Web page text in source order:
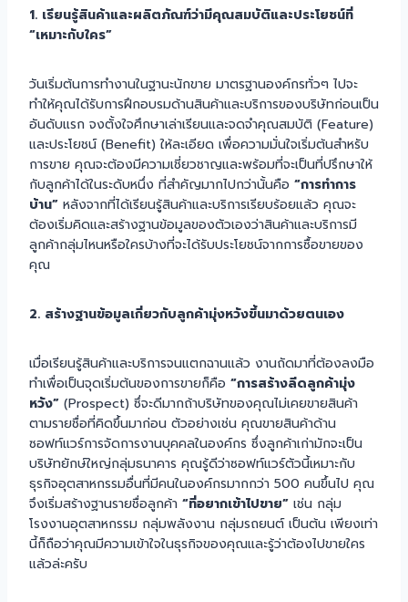
1. เรียนรู้สินค้าและผลิตภัณฑ์ว่ามีคุณสมบัติและประโยชน์ที่
“เหมาะกับใคร”
วันเริ่มต้นการทำงานในฐานะนักขาย มาตรฐานองค์กรทั่วๆ ไปจะ
ทำให้คุณได้รับการฝึกอบรมด้านสินค้าและบริการของบริษัทก่อนเป็น
อันดับแรก จงตั้งใจศึกษาเล่าเรียนและจดจำคุณสมบัติ (Feature)
และประโยชน์ (Benefit) ให้ละเอียด เพื่อความมั่นใจเริ่มต้นสำหรับ
การขาย คุณจะต้องมีความเชี่ยวชาญและพร้อมที่จะเป็นที่ปรึกษาให้
กับลูกค้าได้ในระดับหนึ่ง ที่สำคัญมากไปกว่านั้นคือ “การทำการ
บ้าน” หลังจากที่ได้เรียนรู้สินค้าและบริการเรียบร้อยแล้ว คุณจะ
ต้องเริ่มคิดและสร้างฐานข้อมูลของตัวเองว่าสินค้าและบริการมี
ลูกค้ากลุ่มไหนหรือใครบ้างที่จะได้รับประโยชน์จากการซื้อขายของ
คุณ
2. สร้างฐานข้อมูลเกี่ยวกับลูกค้ามุ่งหวังขึ้นมาด้วยตนเอง
เมื่อเรียนรู้สินค้าและบริการจนแตกฉานแล้ว งานถัดมาที่ต้องลงมือ
ทำเพื่อเป็นจุดเริ่มต้นของการขายก็คือ “การสร้างลีดลูกค้ามุ่ง
หวัง” (Prospect) ซึ่จะดีมากถ้าบริษัทของคุณไม่เคยขายสินค้า
ตามรายชื่อที่คิดขึ้นมาก่อน ตัวอย่างเช่น คุณขายสินค้าด้าน
ซอฟท์แวร์การจัดการงานบุคคลในองค์กร ซึ่งลูกค้าเก่ามักจะเป็น
บริษัทยักษ์ใหญ่กลุ่มธนาคาร คุณรู้ดีว่าซอฟท์แวร์ตัวนี้เหมาะกับ
ธุรกิจอุตสาหกรรมอื่นที่มีคนในองค์กรมากกว่า 500 คนขึ้นไป คุณ
จึงเริ่มสร้างฐานรายชื่อลูกค้า “ที่อยากเข้าไปขาย” เช่น กลุ่ม
โรงงานอุตสาหกรรม กลุ่มพลังงาน กลุ่มรถยนต์ เป็นต้น เพียงเท่า
นี้ก็ถือว่าคุณมีความเข้าใจในธุรกิจของคุณและรู้ว่าต้องไปขายใคร
แล้วล่ะครับ